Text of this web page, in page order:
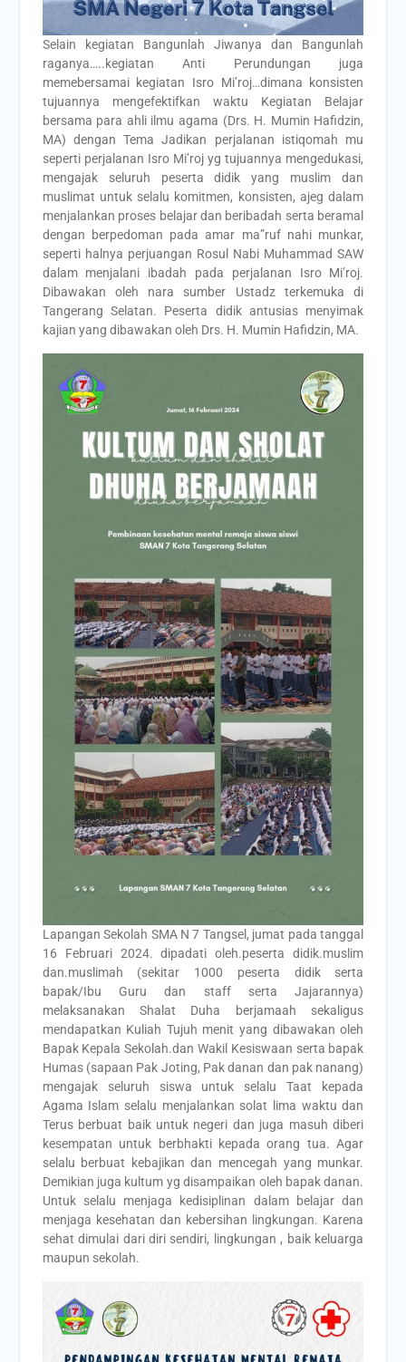
Selain kegiatan Bangunlah Jiwanya dan Bangunlah
raganya…..kegiatan Anti Perundungan juga
memebersamai kegiatan Isro Mi’roj…dimana konsisten
tujuannya mengefektifkan waktu Kegiatan Belajar
bersama para ahli ilmu agama (Drs. H. Mumin Hafidzin,
MA) dengan Tema Jadikan perjalanan istiqomah mu
seperti perjalanan Isro Mi’roj yg tujuannya mengedukasi,
mengajak seluruh peserta didik yang muslim dan
muslimat untuk selalu komitmen, konsisten, ajeg dalam
menjalankan proses belajar dan beribadah serta beramal
dengan berpedoman pada amar ma”ruf nahi munkar,
seperti halnya perjuangan Rosul Nabi Muhammad SAW
dalam menjalani ibadah pada perjalanan Isro Mi’roj.
Dibawakan oleh nara sumber Ustadz terkemuka di
Tangerang Selatan. Peserta didik antusias menyimak
kajian yang dibawakan oleh Drs. H. Mumin Hafidzin, MA.
Lapangan Sekolah SMA N 7 Tangsel, jumat pada tanggal
16 Februari 2024. dipadati oleh.peserta didik.muslim
dan.muslimah (sekitar 1000 peserta didik serta
bapak/Ibu Guru dan staff serta Jajarannya)
melaksanakan Shalat Duha berjamaah sekaligus
mendapatkan Kuliah Tujuh menit yang dibawakan oleh
Bapak Kepala Sekolah.dan Wakil Kesiswaan serta bapak
Humas (sapaan Pak Joting, Pak danan dan pak nanang)
mengajak seluruh siswa untuk selalu Taat kepada
Agama Islam selalu menjalankan solat lima waktu dan
Terus berbuat baik untuk negeri dan juga masuh diberi
kesempatan untuk berbhakti kepada orang tua. Agar
selalu berbuat kebajikan dan mencegah yang munkar.
Demikian juga kultum yg disampaikan oleh bapak danan.
Untuk selalu menjaga kedisiplinan dalam belajar dan
menjaga kesehatan dan kebersihan lingkungan. Karena
sehat dimulai dari diri sendiri, lingkungan , baik keluarga
maupun sekolah.